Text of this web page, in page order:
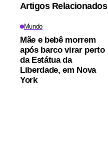
Artigos Relacionados
Mundo
Mãe e bebê morrem
após barco virar perto
da Estátua da
Liberdade, em Nova
York